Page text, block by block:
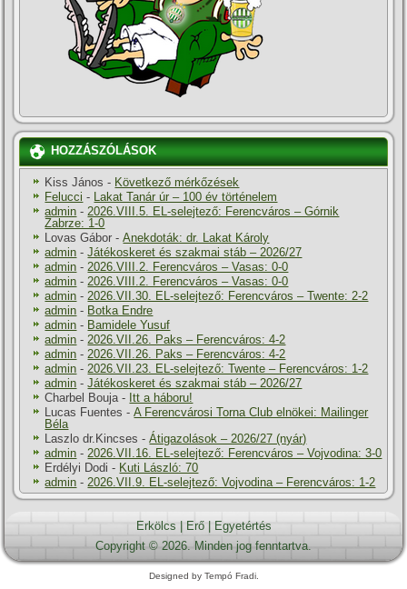
HOZZÁSZÓLÁSOK
Kiss János - Következő mérkőzések
Felucci - Lakat Tanár úr – 100 év történelem
admin - 2026.VIII.5. EL-selejtező: Ferencváros – Górnik
Zabrze: 1-0
Lovas Gábor -Anekdoták: dr. Lakat Károly
admin -Játékoskeret és szakmai stáb – 2026/27
admin - 2026.VIII.2. Ferencváros – Vasas: 0-0
admin - 2026.VIII.2. Ferencváros – Vasas: 0-0
admin - 2026.VII.30. EL-selejtező: Ferencváros – Twente: 2-2
admin - Botka Endre
admin - Bamidele Yusuf
admin - 2026.VII.26. Paks – Ferencváros: 4-2
admin - 2026.VII.26. Paks – Ferencváros: 4-2
admin - 2026.VII.23. EL-selejtező: Twente – Ferencváros: 1-2
admin -Játékoskeret és szakmai stáb – 2026/27
Charbel Bouja - Itt a háboru!
Lucas Fuentes -A Ferencvárosi Torna Club elnökei: Mailinger
Béla
Laszlo dr.Kincses -Átigazolások – 2026/27 (nyár)
admin - 2026.VII.16. EL-selejtező: Ferencváros – Vojvodina: 3-0
Erdélyi Dodi - Kuti László: 70
admin - 2026.VII.9. EL-selejtező: Vojvodina – Ferencváros: 1-2
Erkölcs Erő|
Egyetértés
Copyright © 2026. Minden jog fenntartva.
Designed by Tempó Fradi.